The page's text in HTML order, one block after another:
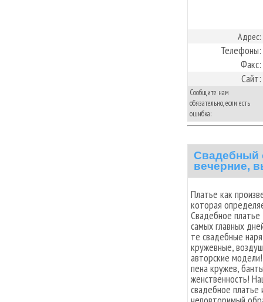
Адрес:
Телефоны:
Факс:
Сайт:
Сообщите нам
обязательно, если есть
ошибка:
Свадебный
вечерние,
Платье как
которая
Свадебное
самых главных
те свадебные
кружевные,
авторские
пена кружев,
женственность!
свадебное платье